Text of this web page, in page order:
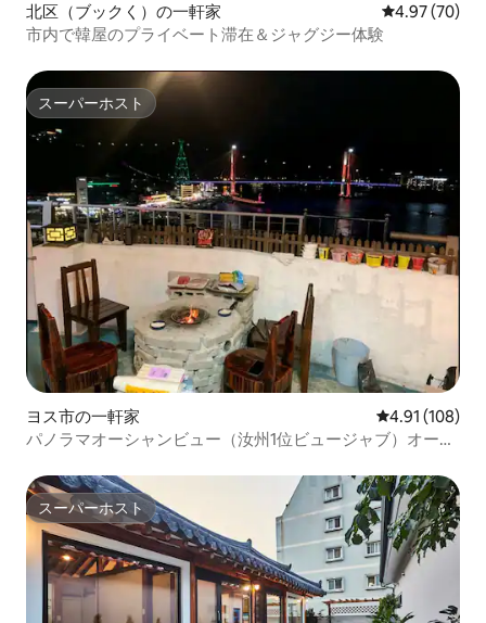
北区（ブックく）の一軒家 レビュー70
4.97 (70)
市内で韓屋のプライベート滞在＆ジャグジー体験
スーパーホスト
スーパーホスト
ヨス市の一軒家 レビュー108
4.91 (108)
パノラマオーシャンビュー（汝州1位ビュージャブ）オーシ
スーパーホスト
スーパーホスト